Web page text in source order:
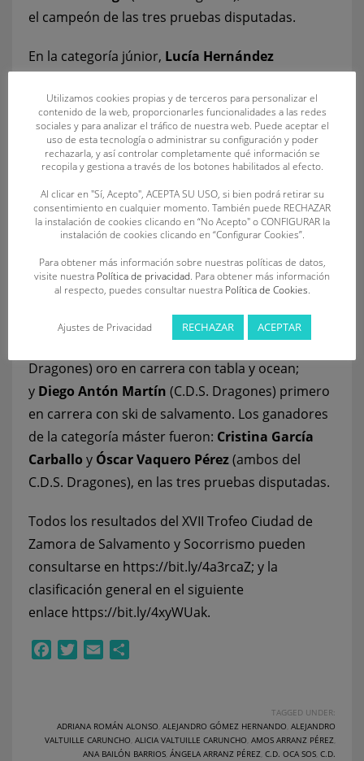
el campeón de las tres pruebas disputadas.
En la categoría júnior, Lucía Hernández
(carrera con tabla, ski y ocean); mientras que la
victoria masculina estuvo repartida entreRubén
Montaña Antolín(C.D. Unión Esgueva SOSVA),
en carrera con tabla de salvamento;Luis Antón
Rodríguez(C.D.S. Dragones), en carrera con ski
de salvamento; yMarcos Revilla de Castro(C.D.
Oca SOS), en ocean.
Ana Bailón Barrios(C.D.S. Dragones) logró la
victoria en todas las pruebas disputadas de la
categoría absoluta (carrera con tabla, ski y
Marcos Antón Martín(C.D.S.
Dragones) oro en carrera con tabla y ocean;
y Diego Antón Martín (C.D.S. Dragones) primero
en carrera con ski de salvamento. Los ganadores
de la categoría máster fueron: Cristina García
Carballo y Óscar Vaquero Pérez(ambos del
C.D.S. Dragones), en las tres pruebas disputadas.
Todos los resultados del XVII Trofeo Ciudad de
Zamora de Salvamento y Socorrismo pueden
consultarse en https://bit.ly/4a3rcaZ; y la
clasificación general en el siguiente
enlace https://bit.ly/4xyWUak.
FacebookTwitterEmail
TAGGED UNDER:
ADRIANA ROMÁN ALONSO, ALEJANDRO GÓMEZ HERNANDO, ALEJANDRO
VALTUILLE CARUNCHO, ALICIA VALTUILLE CARUNCHO, AMOS ARRANZ PÉREZ,
ANA BAILÓN BARRIOS, ÁNGELA ARRANZ PÉREZ, C.D. OCA SOS, C.D.
Utilizamos cookies propias y de terceros para personalizar el
contenido de la web, proporcionarles funcionalidades a las redes
sociales y para analizar el tráfico de nuestra web. Puede aceptar el
uso de esta tecnología o administrar su configuración y poder
rechazarla, y así controlar completamente qué información se
recopila y gestiona a través de los botones habilitados al efecto.
Al clicar en "Sí, Acepto", ACEPTA SU USO, si bien podrá retirar su
consentimiento en cualquier momento. También puede RECHAZAR
la instalación de cookies clicando en “No Acepto" o CONFIGURAR la
instalación de cookies clicando en “Configurar Cookies”.
Para obtener más información sobre nuestras políticas de datos,
visite nuestra Política de privacidad. Para obtener más información
al respecto, puedes consultar nuestra Política de Cookies.
Ajustes de Privacidad RECHAZAR ACEPTAR